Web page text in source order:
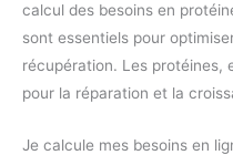
calcul des besoins en
sont essentiels pour
récupération. Les protéines,
pour la réparation et la
Je calcule mes besoins en